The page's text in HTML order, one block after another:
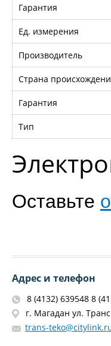
Гарантия
Ед. измерения
Производитель
Страна
Гарантия
Тип
Оставьте
Адрес и телефон
8 (4132) 639548 8
г. Магадан ул.
trans-